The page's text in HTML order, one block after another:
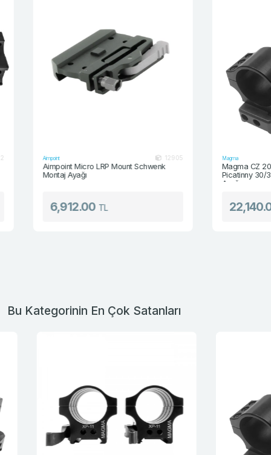
12905
Aimpoint Micro LRP Mount Schwenk
Montaj Ayağı
6,912.00TL
Magma CZ 20
Picatinny 30/
22,140.00
Bu Kategorinin En Çok Satanları